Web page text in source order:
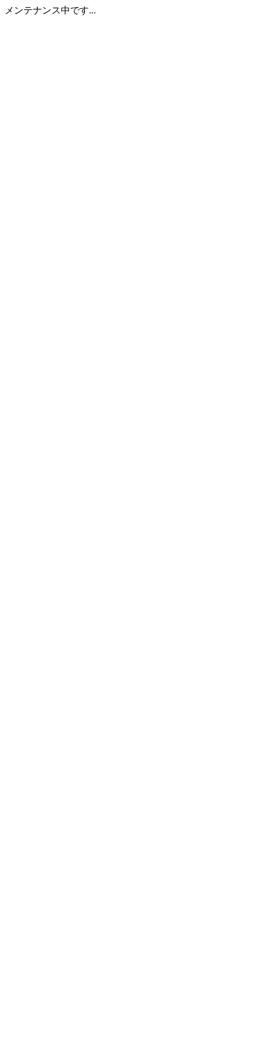
メンテナンス中です...